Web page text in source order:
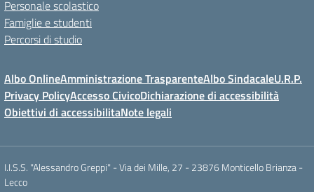
Personale scolastico
Famiglie e studenti
Percorsi di studio
Albo OnlineAmministrazione TrasparenteAlbo SindacaleU.R.P.
Privacy PolicyAccesso CivicoDichiarazione di accessibilità
Obiettivi di accessibilitaNote legali
I.I.S.S. "Alessandro Greppi" - Via dei Mille, 27 - 23876 Monticello Brianza -
Lecco